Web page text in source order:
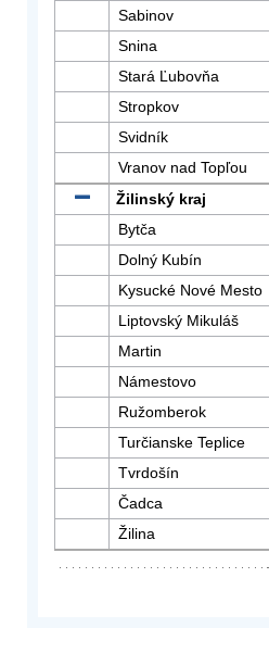
Sabinov
Snina
Stará Ľubovňa
Stropkov
Svidník
Vranov nad Topľou
Žilinský kraj
Bytča
Dolný Kubín
Kysucké Nové Mesto
Liptovský Mikuláš
Martin
Námestovo
Ružomberok
Turčianske Teplice
Tvrdošín
Čadca
Žilina